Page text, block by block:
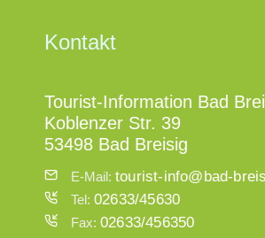
Kontakt
Tourist-Information Bad
Koblenzer Str. 39
53498 Bad Breisig
E-Mail: tourist-info@bad-
Tel: 02633/45630
Fax: 02633/456350